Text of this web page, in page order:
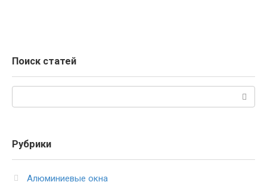
Поиск статей
Рубрики
Алюминиевые окна